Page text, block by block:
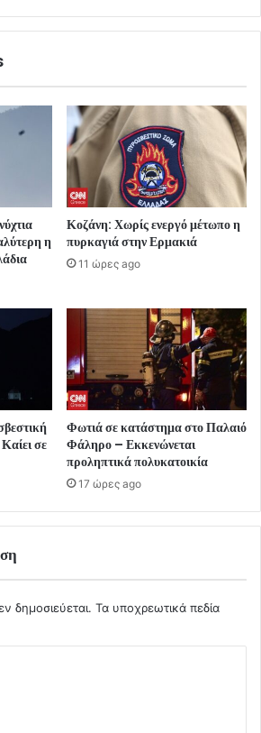
η
Κοζάνη: Χωρίς ενεργό μέτωπο η
πυρκαγιά στην Ερμακιά
11 ώρες ago
σε
Φωτιά σε κατάστημα στο Παλαιό
Φάληρο – Εκκενώνεται
προληπτικά πολυκατοικία
17 ώρες ago
δημοσιεύεται. Τα υποχρεωτικά πεδία